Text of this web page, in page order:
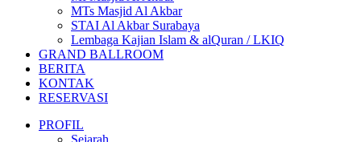
MTs Masjid Al Akbar
STAI Al Akbar Surabaya
Lembaga Kajian Islam & alQuran / LKIQ
GRAND BALLROOM
BERITA
KONTAK
RESERVASI
PROFIL
Sejarah